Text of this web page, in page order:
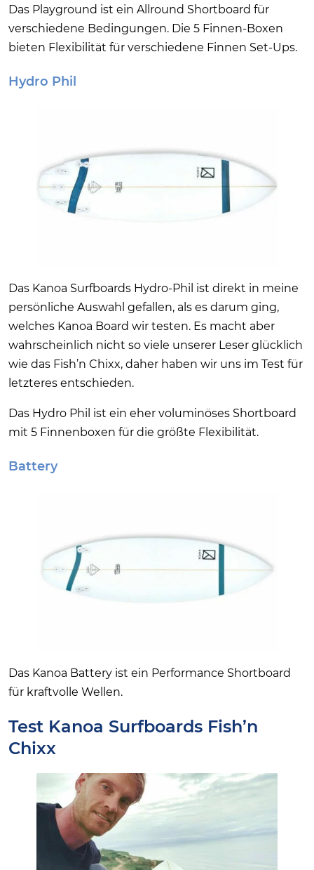
Das Playground ist ein Allround Shortboard für
verschiedene Bedingungen. Die 5 Finnen-Boxen
bieten Flexibilität für verschiedene Finnen Set-Ups.
Hydro Phil
Das Kanoa Surfboards Hydro-Phil ist direkt in meine
persönliche Auswahl gefallen, als es darum ging,
welches Kanoa Board wir testen. Es macht aber
wahrscheinlich nicht so viele unserer Leser glücklich
wie das Fish’n Chixx, daher haben wir uns im Test für
letzteres entschieden.
Das Hydro Phil ist ein eher voluminöses Shortboard
mit 5 Finnenboxen für die größte Flexibilität.
Battery
Das Kanoa Battery ist ein Performance Shortboard
für kraftvolle Wellen.
Test Kanoa Surfboards Fish’n
Chixx